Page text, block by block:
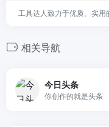
工具达人致力于优质、实用
相关导航
今日头条
你创作的就是头条